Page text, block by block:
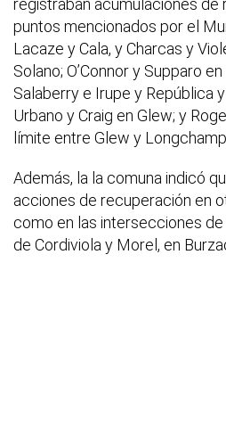
puntos mencionados por el
Lacaze y Cala, y Charcas y
Solano; O’Connor y Supparo
Salaberry e Irupe y República
Urbano y Craig en Glew; y
límite entre Glew y
Además, la la comuna indicó
acciones de recuperación en
como en las intersecciones
de Cordiviola y Morel, en